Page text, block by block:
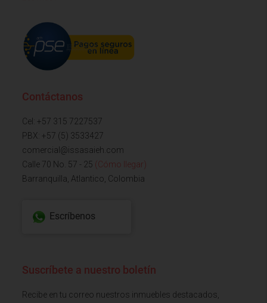
Contáctanos
Cel: +57 315 7227537
PBX: +57 (5) 3533427
comercial@issasaieh.com
Calle 70 No. 57 - 25 (Cómo llegar)
Barranquilla, Atlantico, Colombia
Escríbenos
Suscríbete a nuestro boletín
Recibe en tu correo nuestros inmuebles destacados,